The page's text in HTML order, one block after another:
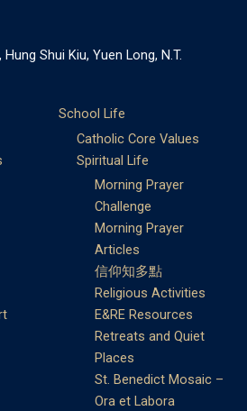
Shui Kiu, Yuen Long, N.T.
School Life
Catholic Core Values
Spiritual Life
Morning Prayer
Challenge
Morning Prayer
Articles
信仰知多點
Religious Activities
E&RE Resources
Retreats and Quiet
Places
St. Benedict Mosaic –
Ora et Labora